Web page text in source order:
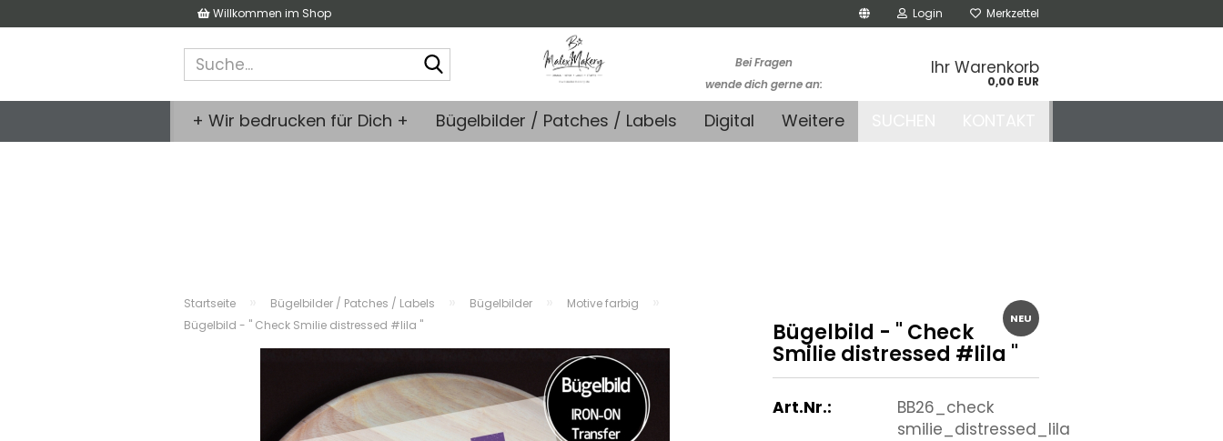
Willkommen im Shop Login Merkzettel
Bei Fragen
wende dich gerne an:
kontakt@stoffmonk.de
-Kein telefonischer
Ihr Warenkorb
0,00 EUR
+ Wir bedrucken für Dich + Bügelbilder / Patches / Labels Digital Weitere
Startseite Bügelbilder / Patches / Labels Bügelbilder Motive farbig
Bügelbild - " Check Smilie distressed #lila " NEU
Bügelbild - " Check
Smilie distressed #lila "
Art.Nr.:
BB26_check
smilie_distressed_lila